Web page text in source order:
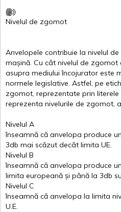
Nivelul de zgomot
Anvelopele contribuie la nivelul de
mașină. Cu cât nivelul de zgomot
asupra mediului încojurator este
normele legislative. Astfel, pe
zgomot, reprezentate prin literele
reprezenta nivelurile de zgomot,
Nivelul A
înseamnă că anvelopa produce un
3db mai scăzut decât limita UE.
Nivelul B
înseamnă că anvelopa produce un
limita europeană și până la 3db
Nivelul C
înseamnă că anvelopa la limita
U.E.